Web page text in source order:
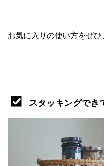
お気に入りの使い方をぜひ
スタッキングでき